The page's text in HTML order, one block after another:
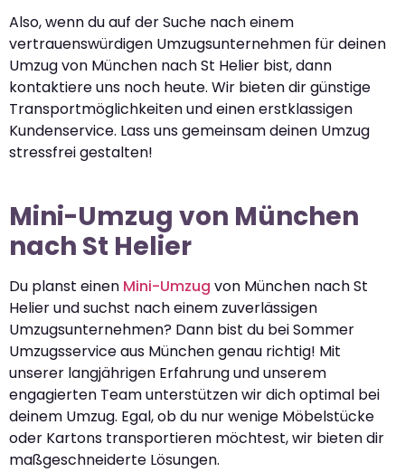
Also, wenn du auf der Suche nach einem
vertrauenswürdigen Umzugsunternehmen für deinen
Umzug von München nach St Helier bist, dann
kontaktiere uns noch heute. Wir bieten dir günstige
Transportmöglichkeiten und einen erstklassigen
Kundenservice. Lass uns gemeinsam deinen Umzug
stressfrei gestalten!
Mini-Umzug von München
nach St Helier
Du planst einen Mini-Umzug von München nach St
Helier und suchst nach einem zuverlässigen
Umzugsunternehmen? Dann bist du bei Sommer
Umzugsservice aus München genau richtig! Mit
unserer langjährigen Erfahrung und unserem
engagierten Team unterstützen wir dich optimal bei
deinem Umzug. Egal, ob du nur wenige Möbelstücke
oder Kartons transportieren möchtest, wir bieten dir
maßgeschneiderte Lösungen.